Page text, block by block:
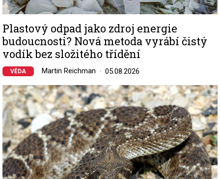
Plastový odpad jako zdroj energie
budoucnosti? Nová metoda vyrábí čistý
vodík bez složitého třídění
VĚDA Martin Reichman 05.08.2026
Image